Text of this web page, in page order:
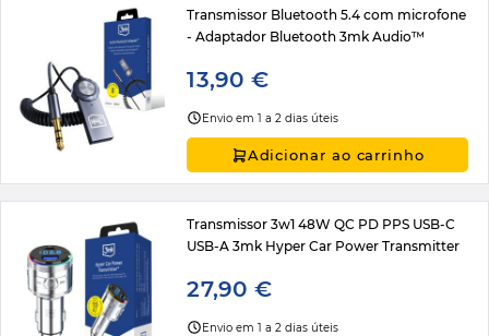
Transmissor Bluetooth 5.4 com microfone
- Adaptador Bluetooth 3mk Audio™
13,90 €
Envio em 1 a 2 dias úteis
Adicionar ao carrinho
Transmissor 3w1 48W QC PD PPS USB-C
USB-A 3mk Hyper Car Power Transmitter
27,90 €
Envio em 1 a 2 dias úteis